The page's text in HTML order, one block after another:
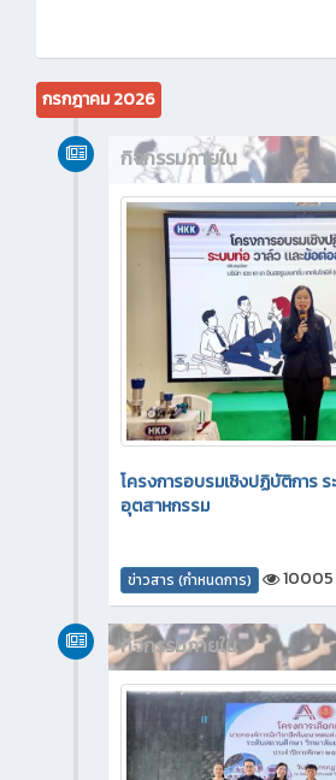
กรกฎาคม 2026
กิจกรรมภายใน
โครงการอบรมเชิงปฏิบัติการ
อุตสาหกรรม
ข่าวสาร (กำหนดการ) 10005
กิจกรรมภายใน